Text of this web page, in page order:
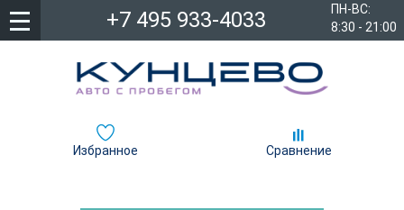
ПН-ВС:
8:30 - 21:00
+7 495 933-4033
Избранное Сравнение